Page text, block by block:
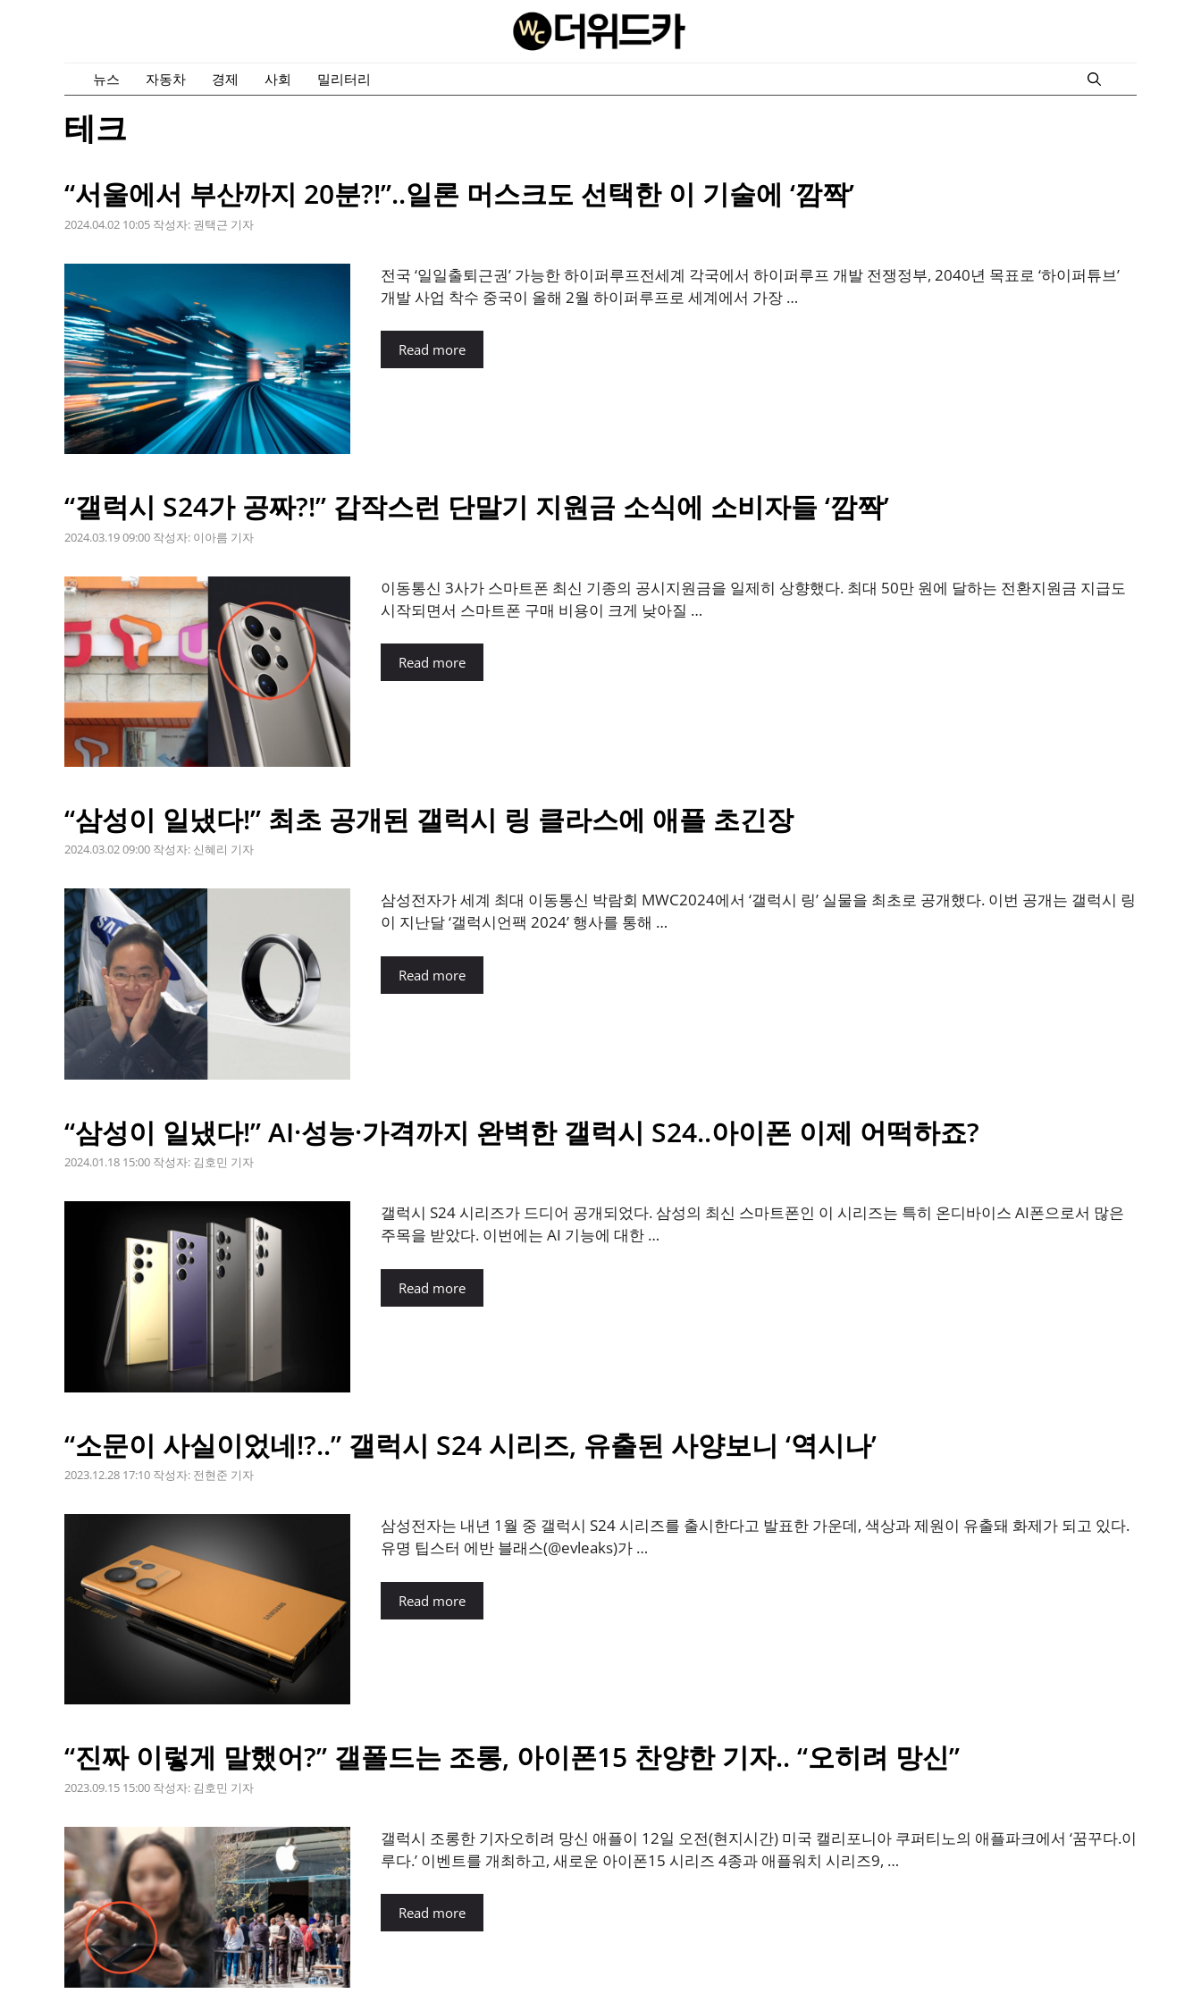
뉴스 자동차 경제 사회 밀리터리
테크
“서울에서 부산까지 20분?!”..일론 머스크도 선택한 이 기술에 ‘깜짝’
2024.04.02 10:05 작성자: 권택근 기자
전국 ‘일일출퇴근권’ 가능한 하이퍼루프전세계 각국에서 하이퍼루프 개발 전쟁정부, 2040년 목표로 ‘하이퍼튜브’
개발 사업 착수 중국이 올해 2월 하이퍼루프로 세계에서 가장 …
Read more
“갤럭시 S24가 공짜?!” 갑작스런 단말기 지원금 소식에 소비자들 ‘깜짝’
2024.03.19 09:00 작성자: 이아름 기자
이동통신 3사가 스마트폰 최신 기종의 공시지원금을 일제히 상향했다. 최대 50만 원에 달하는 전환지원금 지급도
시작되면서 스마트폰 구매 비용이 크게 낮아질 …
Read more
“삼성이 일냈다!” 최초 공개된 갤럭시 링 클라스에 애플 초긴장
2024.03.02 09:00 작성자: 신혜리 기자
삼성전자가 세계 최대 이동통신 박람회 MWC2024에서 ‘갤럭시 링’ 실물을 최초로 공개했다. 이번 공개는 갤럭시 링
이 지난달 ‘갤럭시언팩 2024’ 행사를 통해 …
Read more
“삼성이 일냈다!” AI·성능·가격까지 완벽한 갤럭시 S24..아이폰 이제 어떡하죠?
2024.01.18 15:00 작성자: 김호민 기자
갤럭시 S24 시리즈가 드디어 공개되었다. 삼성의 최신 스마트폰인 이 시리즈는 특히 온디바이스 AI폰으로서 많은
주목을 받았다. 이번에는 AI 기능에 대한 …
Read more
“소문이 사실이었네!?..” 갤럭시 S24 시리즈, 유출된 사양보니 ‘역시나’
2023.12.28 17:10 작성자: 전현준 기자
삼성전자는 내년 1월 중 갤럭시 S24 시리즈를 출시한다고 발표한 가운데, 색상과 제원이 유출돼 화제가 되고 있다.
유명 팁스터 에반 블래스(@evleaks)가 …
Read more
“진짜 이렇게 말했어?” 갤폴드는 조롱, 아이폰15 찬양한 기자.. “오히려 망신”
2023.09.15 15:00 작성자: 김호민 기자
갤럭시 조롱한 기자오히려 망신 애플이 12일 오전(현지시간) 미국 캘리포니아 쿠퍼티노의 애플파크에서 ‘꿈꾸다.이
루다.’ 이벤트를 개최하고, 새로운 아이폰15 시리즈 4종과 애플워치 시리즈9, …
Read more